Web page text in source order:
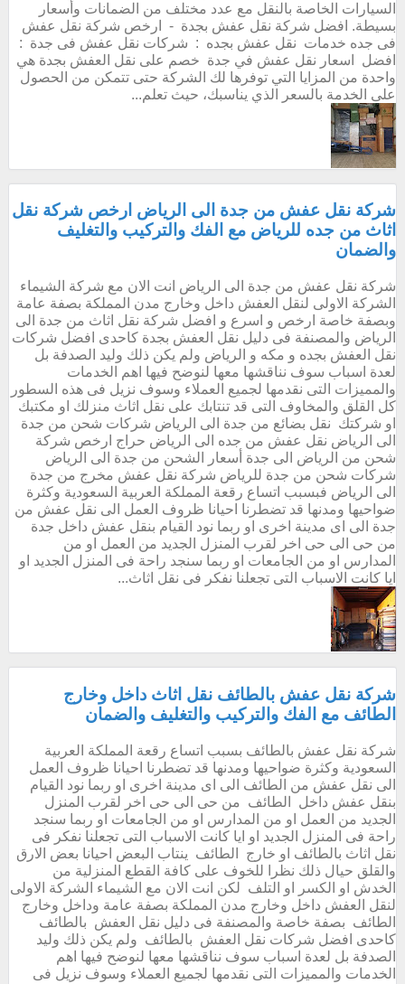
السيارات الخاصة بالنقل مع عدد مختلف من الضمانات وأسعار
بسيطة. افضل شركة نقل عفش بجدة - ارخص شركة نقل عفش
فى جده خدمات نقل عفش بجده : شركات نقل عفش فى جدة :
افضل اسعار نقل عفش في جدة خصم على نقل العفش بجدة هي
واحدة من المزايا التي توفرها لك الشركة حتى تتمكن من الحصول
على الخدمة بالسعر الذي يناسبك، حيث تعلم...
شركة نقل عفش من جدة الى الرياض ارخص شركة نقل
اثاث من جده للرياض مع الفك والتركيب والتغليف
والضمان
شركة نقل عفش من جدة الى الرياض انت الان مع شركة الشيماء
الشركة الاولى لنقل العفش داخل وخارج مدن المملكة بصفة عامة
وبصفة خاصة ارخص و اسرع و افضل شركة نقل اثاث من جدة الى
الرياض والمصنفة فى دليل نقل العفش بجدة كاحدى افضل شركات
نقل العفش بجده و مكه و الرياض ولم يكن ذلك وليد الصدفة بل
لعدة اسباب سوف نناقشها معها لنوضح فيها اهم الخدمات
والمميزات التى نقدمها لجميع العملاء وسوف نزيل فى هذه السطور
كل القلق والمخاوف التى قد تنتابك على نقل اثاث منزلك او مكتبك
او شركتك نقل بضائع من جدة الى الرياض شركات شحن من جدة
الى الرياض نقل عفش من جده الى الرياض حراج ارخص شركة
شحن من الرياض الى جدة أسعار الشحن من جدة الى الرياض
شركات شحن من جدة للرياض شركة نقل عفش مخرج من جدة
الى الرياض فبسبب اتساع رقعة المملكة العربية السعودية وكثرة
ضواحيها ومدنها قد تضطرنا احيانا ظروف العمل الى نقل عفش من
جدة الى اى مدينة اخرى او ربما نود القيام بنقل عفش داخل جدة
من حى الى حى اخر لقرب المنزل الجديد من العمل او من
المدارس او من الجامعات او ربما سنجد راحة فى المنزل الجديد او
ايا كانت الاسباب التى تجعلنا نفكر فى نقل اثاث...
شركة نقل عفش بالطائف نقل اثاث داخل وخارج
الطائف مع الفك والتركيب والتغليف والضمان
شركة نقل عفش بالطائف بسبب اتساع رقعة المملكة العربية
السعودية وكثرة ضواحيها ومدنها قد تضطرنا احيانا ظروف العمل
الى نقل عفش من الطائف الى اى مدينة اخرى او ربما نود القيام
بنقل عفش داخل الطائف من حى الى حى اخر لقرب المنزل
الجديد من العمل او من المدارس او من الجامعات او ربما سنجد
راحة فى المنزل الجديد او ايا كانت الاسباب التى تجعلنا نفكر فى
نقل اثاث بالطائف او خارج الطائف ينتاب البعض احيانا بعض الارق
والقلق حيال ذلك نظرا للخوف على كافة القطع المنزلية من
الخدش او الكسر او التلف لكن انت الان مع الشيماء الشركة الاولى
لنقل العفش داخل وخارج مدن المملكة بصفة عامة وداخل وخارج
الطائف بصفة خاصة والمصنفة فى دليل نقل العفش بالطائف
كاحدى افضل شركات نقل العفش بالطائف ولم يكن ذلك وليد
الصدفة بل لعدة اسباب سوف نناقشها معها لنوضح فيها اهم
الخدمات والمميزات التى نقدمها لجميع العملاء وسوف نزيل فى